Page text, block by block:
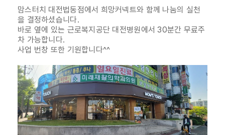
맘스터치 대전법동점에서 희망커넥트와 함께 나눔의 실천
을 결정하셨습니다.
바로 옆에 있는 근로복지공단 대전병원에서 30분간 무료주
차 가능합니다.
사업 번창 또한 기원합니다^^